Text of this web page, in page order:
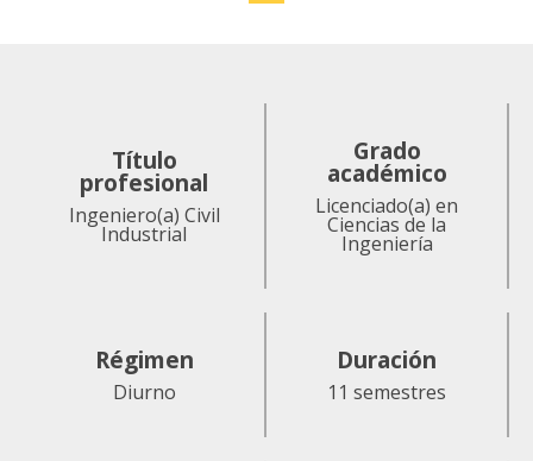
Título
profesional
Ingeniero(a) Civil
Industrial
Grado
académico
Licenciado(a) en
Ciencias de la
Ingeniería
Régimen
Diurno
Duración
11 semestres